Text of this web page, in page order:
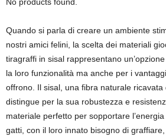
Quando si parla di creare un ambiente
nostri amici felini, la scelta dei materiali
tiragraffi in sisal rappresentano
la loro funzionalità ma anche per i
offrono. Il sisal, una fibra naturale ricavata
distingue per la sua robustezza e
materiale perfetto per sopportare
gatti, con il loro innato bisogno di